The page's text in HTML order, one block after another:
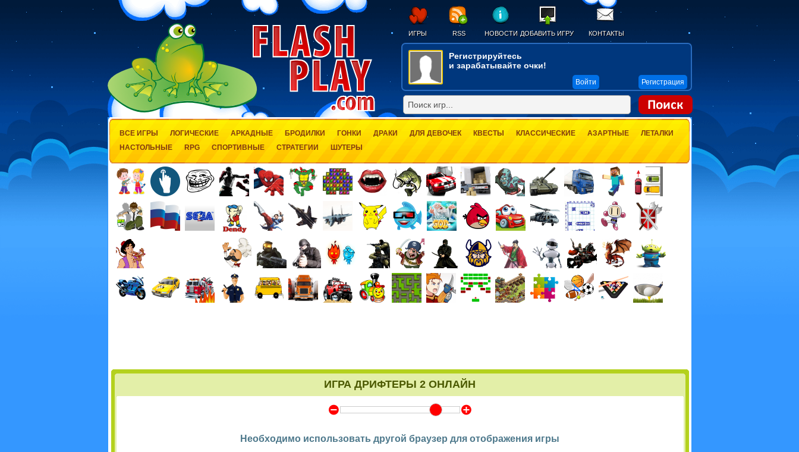
ИГРЫ RSS НОВОСТИ ДОБАВИТЬ ИГРУ КОНТАКТЫ
Регистрируйтесь
и зарабатывайте очки!
Войти Регистрация
ВСЕ ИГРЫ ЛОГИЧЕСКИЕ АРКАДНЫЕ БРОДИЛКИ ГОНКИ ДРАКИ ДЛЯ ДЕВОЧЕК КВЕСТЫ КЛАССИЧЕСКИЕ АЗАРТНЫЕ
ЛЕТАЛКИ
НАСТОЛЬНЫЕ
RPG СПОРТИВНЫЕ СТРАТЕГИИ ШУТЕРЫ
ИГРА ДРИФТЕРЫ 2 ОНЛАЙН
Y Z
Необходимо использовать другой браузер для отображения игры